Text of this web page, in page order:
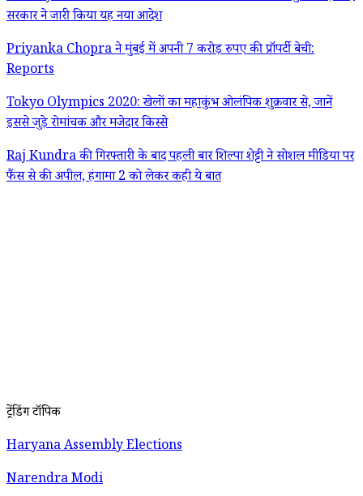
सरकार ने जारी किया यह नया आदेश
Priyanka Chopra ने मुंबई में अपनी 7 करोड़ रुपए की प्रॉपर्टी बेची:
Reports
Tokyo Olympics 2020: खेलों का महाकुंभ ओलंपिक शुक्रवार से, जानें
इससे जुड़े रोमांचक और मजेदार किस्से
Raj Kundra की गिरफ्तारी के बाद पहली बार शिल्पा शेट्टी ने सोशल मीडिया पर
फैंस से की अपील, हंगामा 2 को लेकर कही ये बात
ट्रेंडिंग टॉपिक
Haryana Assembly Elections
Narendra Modi